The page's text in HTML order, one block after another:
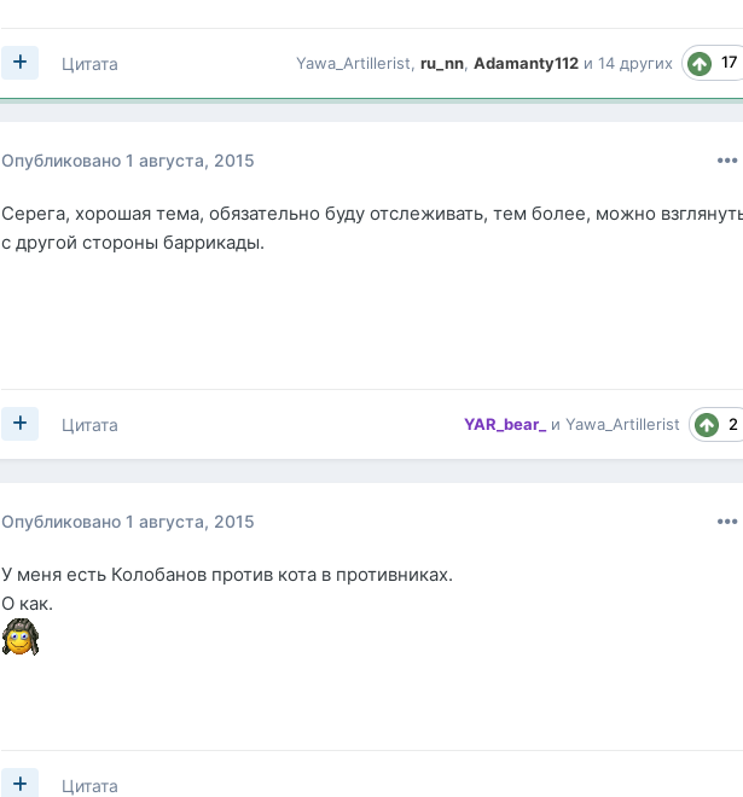
Yawa_Artillerist,ru_nn,Adamanty112 и14 других 17
Цитата
Опубликовано1 августа, 2015
Серега, хорошая тема, обязательно буду отслеживать, тем более, можно
с другой стороны баррикады.
YAR_bear_ иYawa_Artillerist 2
Цитата
Опубликовано1 августа, 2015
У меня есть Колобанов против кота в противниках.
О как.
Цитата